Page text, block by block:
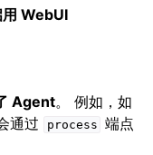
WebUI
Agent。 例如，如
通过 process 端点